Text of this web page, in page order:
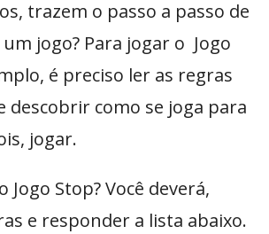
trazem o passo a passo de
jogo? Para jogar o Jogo
é preciso ler as regras
descobrir como se joga para
jogar.
Jogo Stop? Você deverá,
e responder a lista abaixo.